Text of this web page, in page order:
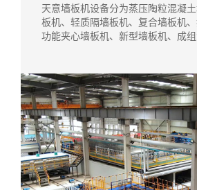
天意墙板机设备分为蒸压陶粒混凝
板机、轻质隔墙板机、复合墙板机
功能夹心墙板机、新型墙板机、成